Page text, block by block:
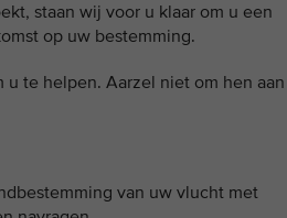
staan wij voor u klaar om u een
op uw bestemming.
te helpen. Aarzel niet om hen
van uw vlucht met